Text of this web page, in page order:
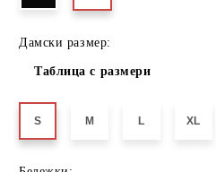
Дамски размер:
Таблица с размери
S M L XL